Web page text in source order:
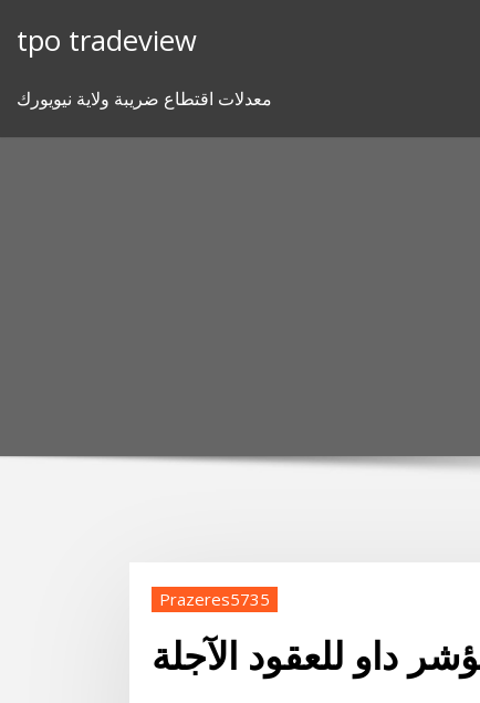
tpo tradeview
معدلات اقتطاع ضريبة ولاية نيويورك
Prazeres5735